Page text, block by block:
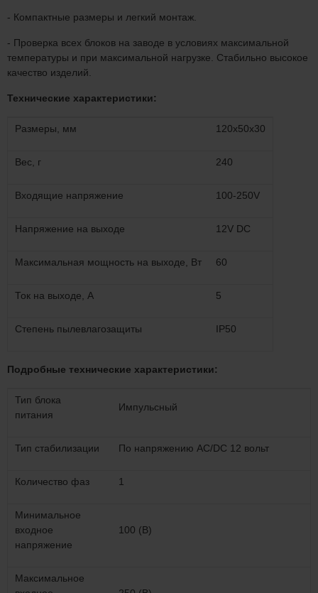
- Компактные размеры и легкий монтаж.
- Проверка всех блоков на заводе в условиях максимальной
температуры и при максимальной нагрузке. Стабильно высокое
качество изделий.
Технические характеристики:
Размеры, мм 120х50х30
Вес, г 240
Входящие напряжение 100-250V
Напряжение на выходе 12V DC
Максимальная мощность на выходе, Вт 60
Ток на выходе, A 5
Степень пылевлагозащиты IP50
Подробные технические характеристики:
Тип блока
питания
Импульсный
Тип стабилизации По напряжению AC/DC 12 вольт
Количество фаз 1
Минимальное
входное
напряжение
100 (В)
Максимальное